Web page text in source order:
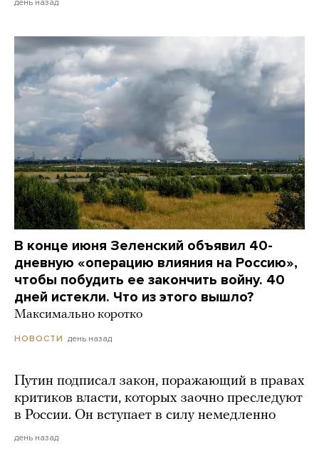
В конце июня Зеленский объявил 40-
дневную «операцию влияния на Россию»,
чтобы побудить ее закончить войну. 40
дней истекли. Что из этого вышло?
Максимально коротко
НОВОСТИ день назад
Путин подписал закон, поражающий в правах
критиков власти, которых заочно преследуют
в России. Он вступает в силу немедленно
день назад